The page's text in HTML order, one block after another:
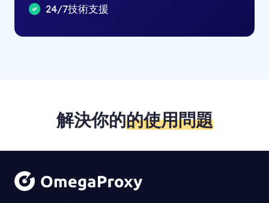
24/7技術支援
解決你的的使用問題